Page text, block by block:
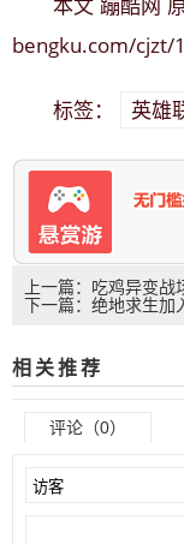
本文
bengku.com/cjzt/
标签： 英雄
上一篇：吃鸡异变
下一篇：绝地求生加
相关推荐
评论（0）